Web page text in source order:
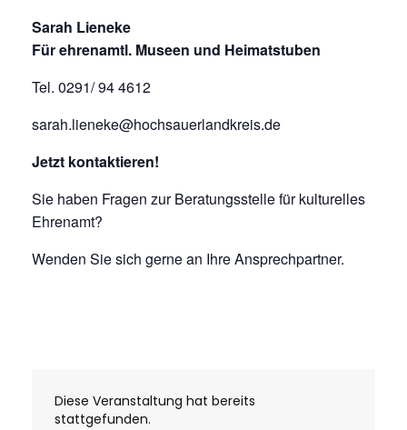
Sarah Lieneke
Für ehrenamtl. Museen und Heimatstuben
Tel. 0291/ 94 4612
sarah.lieneke@hochsauerlandkreis.de
Jetzt kontaktieren!
Sie haben Fragen zur Beratungsstelle für kulturelles
Ehrenamt?
Wenden Sie sich gerne an Ihre Ansprechpartner.
Diese Veranstaltung hat bereits
stattgefunden.